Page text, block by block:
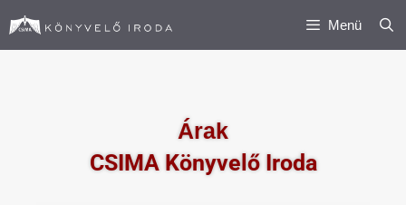
Menü
Árak
CSIMA Könyvelő Iroda